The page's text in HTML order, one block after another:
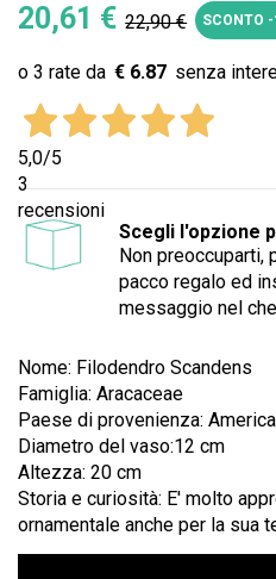
20,61 € 22,90 € SCONTO -
€ 6.87
5,0/5
3
recensioni
Scegli l'opzione
Non preoccuparti,
pacco regalo ed
messaggio nel
Nome: Filodendro Scandens
Famiglia: Aracaceae
Paese di provenienza:
Diametro del vaso:12 cm
Altezza: 20 cm
Storia e curiosità: E' molto
ornamentale anche per la sua